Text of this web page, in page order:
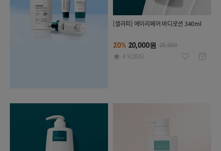
[셀라피] 에이리페어 바디로션 340ml
20% 20,000원
25,000
4.9(206)